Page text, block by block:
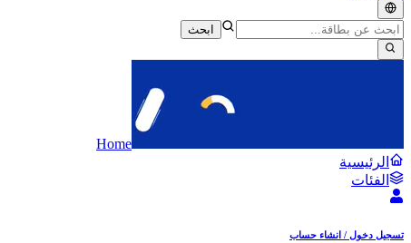
ابحث
Home
الرئيسية
الفئات
تسجيل دخول / انشاء حساب